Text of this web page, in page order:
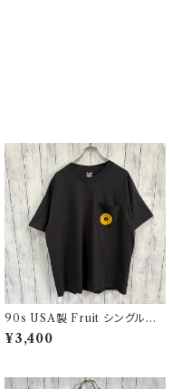
90s USA製 Fruit シングルス
テッチTシャツ ポケットT scree
nstars ヴィンテージ
¥3,400